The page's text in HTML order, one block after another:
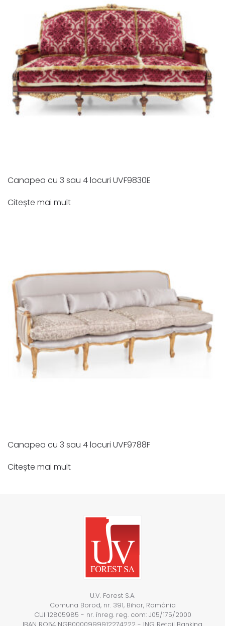
Canapea cu 3 sau 4 locuri UVF9830E
Citește mai mult
Canapea cu 3 sau 4 locuri UVF9788F
Citește mai mult
U.V. Forest S.A.
Comuna Borod, nr. 391, Bihor, România
CUI 12805985 - nr. înreg. reg. com: J05/175/2000